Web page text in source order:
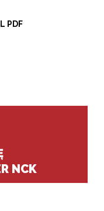
PDF
których autorem
NCK